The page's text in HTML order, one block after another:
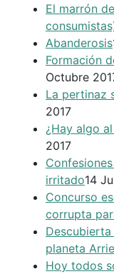
El marrón
Abanderosis
Formación
Octubre
La pertinaz
2017
¿Hay algo
2017
irritado14
Concurso
corrupta
planeta
Hoy todos